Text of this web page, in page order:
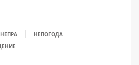
НЕПОГОДА